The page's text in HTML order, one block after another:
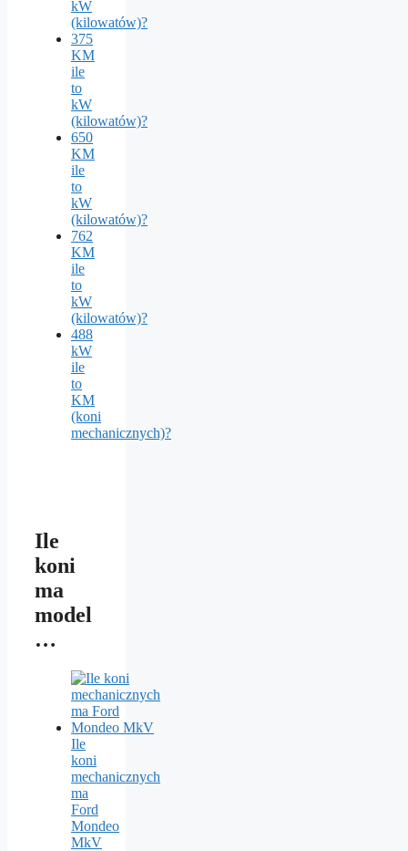
kW
(kilowatów)?
375
KM
ile
to
kW
(kilowatów)?
650
KM
ile
to
kW
(kilowatów)?
762
KM
ile
to
kW
(kilowatów)?
488
kW
ile
to
KM
(koni
mechanicznych)?
Ile
koni
ma
model
…
Ile
koni
mechanicznych
ma
Ford
Mondeo
MkV